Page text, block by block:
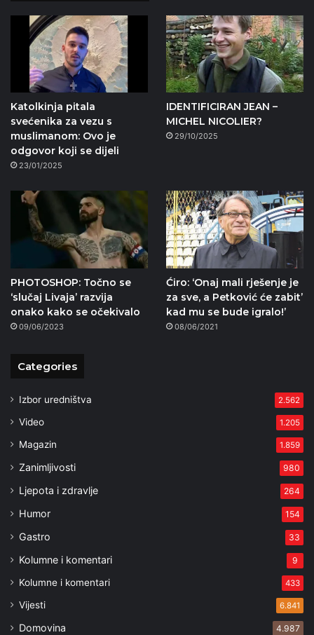
Katolkinja pitala
svećenika za vezu s
muslimanom: Ovo je
odgovor koji se dijeli
23/01/2025
IDENTIFICIRAN JEAN –
MICHEL NICOLIER?
29/10/2025
PHOTOSHOP: Točno se
‘slučaj Livaja’ razvija
onako kako se očekivalo
09/06/2023
Ćiro: ‘Onaj mali rješenje je
za sve, a Petković će zabit’
kad mu se bude igralo!’
08/06/2021
Categories
Izbor uredništva 2.562
Video 1.205
Magazin 1.859
Zanimljivosti 980
Ljepota i zdravlje 264
Humor 154
Gastro 33
Kolumne i komentari 9
Kolumne i komentari 433
Vijesti 6.841
Domovina 4.987